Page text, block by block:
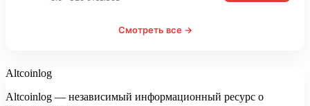
Смотреть все →
Altcoinlog
Altcoinlog — независимый информационный ресурс о